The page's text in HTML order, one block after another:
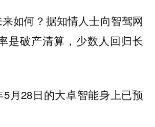
如何？据知情人士向智驾网
是破产清算，少数人回归长
月28日的大卓智能身上已预